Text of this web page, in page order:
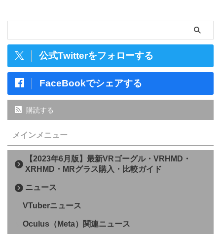
公式Twitterをフォローする
FaceBookでシェアする
購読する
メインメニュー
【2023年6月版】最新VRゴーグル・VRHMD・
XRHMD・MRグラス購入・比較ガイド
ニュース
VTuberニュース
Oculus（Meta）関連ニュース